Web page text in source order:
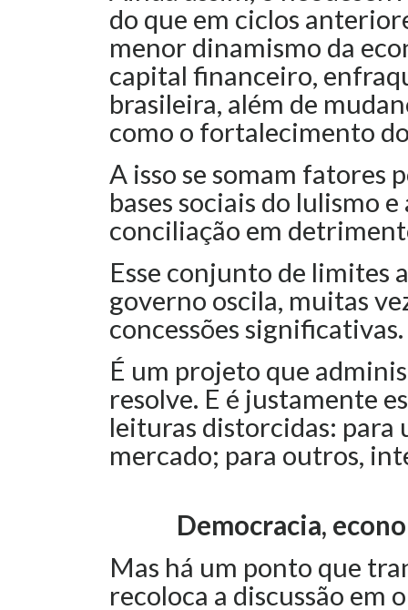
do que em ciclos
menor dinamismo da
capital financeiro,
brasileira, além de
como o fortalecimento
A isso se somam fatores
bases sociais do lulismo
conciliação em
Esse conjunto de limites
governo oscila, muitas
concessões significativas.
É um projeto que
resolve. E é justamente
leituras distorcidas: para
mercado; para outros,
Democracia,
Mas há um ponto que
recoloca a discussão